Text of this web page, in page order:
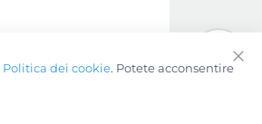
Politica dei cookie. Potete acconsentire